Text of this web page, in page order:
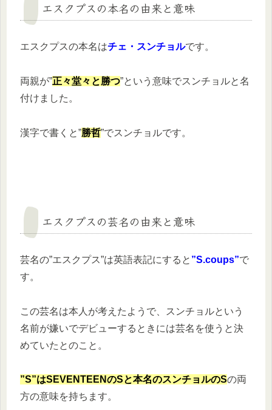
エスクプスの本名の由来と意味
エスクプスの本名はチェ・スンチョルです。
両親が”正々堂々と勝つ”という意味でスンチョルと名
付けました。
漢字で書くと”勝哲”でスンチョルです。
エスクプスの芸名の由来と意味
芸名の”エスクプス”は英語表記にすると ”S.coups”で
す。
この芸名は本人が考えたようで、スンチョルという
名前が嫌いでデビューするときには芸名を使うと決
めていたとのこと。
”S”はSEVENTEENのSと本名のスンチョルのSの両
方の意味を持ちます。